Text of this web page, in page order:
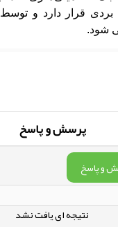
قرار دارد و
شود.
پرسش و پاسخ
و پاسخ
نتیجه ای یافت نشد